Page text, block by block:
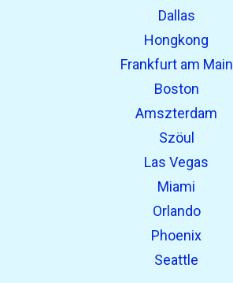
Dallas
Hongkong
Frankfurt am Main
Boston
Amszterdam
Szöul
Las Vegas
Miami
Orlando
Phoenix
Seattle